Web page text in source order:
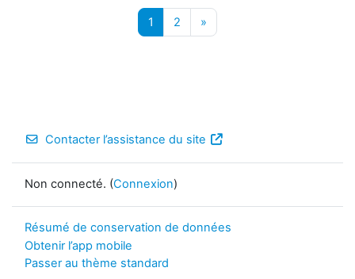
1 Page 1
2 Page 2
»
Contacter l’assistance du site
Non connecté. (Connexion)
Résumé de conservation de données
Obtenir l’app mobile
Passer au thème standard